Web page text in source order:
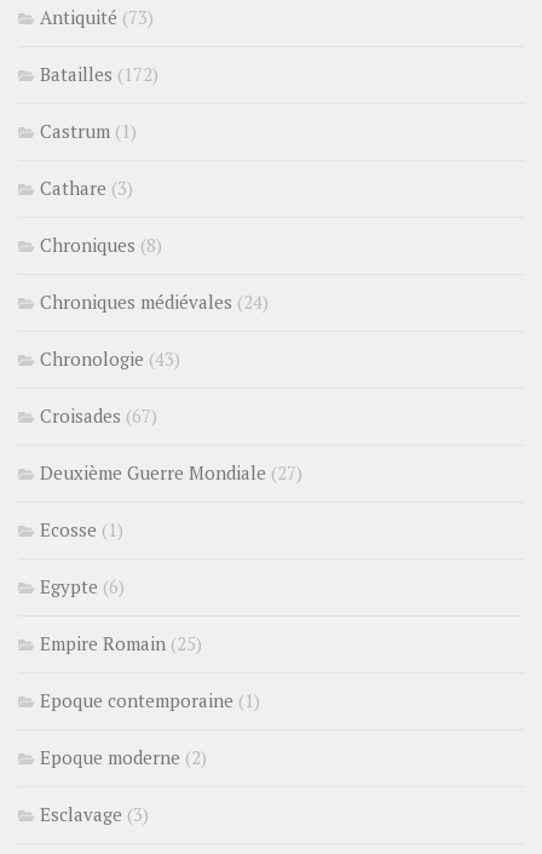
Antiquité (73)
Batailles (172)
Castrum (1)
Cathare (3)
Chroniques (8)
Chroniques médiévales (24)
Chronologie (43)
Croisades (67)
Deuxième Guerre Mondiale (27)
Ecosse (1)
Egypte (6)
Empire Romain (25)
Epoque contemporaine (1)
Epoque moderne (2)
Esclavage (3)